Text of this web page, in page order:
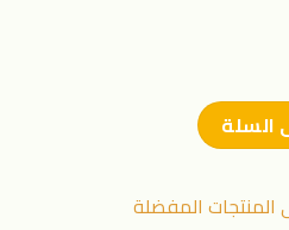
السلة
المنتجات المفضلة